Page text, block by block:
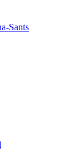
Sants